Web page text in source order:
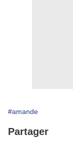
#amande
Partager